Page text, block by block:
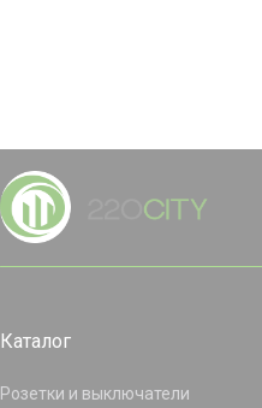
Каталог
Розетки и выключатели